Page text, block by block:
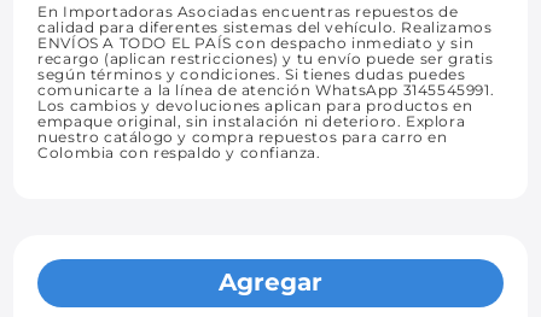
En Importadoras Asociadas encuentras repuestos de
calidad para diferentes sistemas del vehículo. Realizamos
ENVÍOS A TODO EL PAÍS con despacho inmediato y sin
recargo (aplican restricciones) y tu envío puede ser gratis
según términos y condiciones. Si tienes dudas puedes
comunicarte a la línea de atención WhatsApp 3145545991.
Los cambios y devoluciones aplican para productos en
empaque original, sin instalación ni deterioro. Explora
nuestro catálogo y compra repuestos para carro en
Colombia con respaldo y confianza.
Agregar